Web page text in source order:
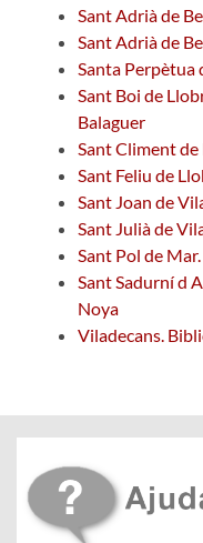
Sant Adrià de
Sant Adrià de
Santa Perpètua
Sant Boi de
Balaguer
Sant Climent
Sant Feliu de
Sant Joan de
Sant Julià de
Sant Pol de
Sant Sadurní d
Noya
Viladecans.